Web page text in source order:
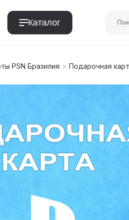
Каталог
Telegram
PSN Бразилия > Подарочная